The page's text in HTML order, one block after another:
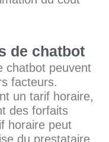
de chatbot
chatbot peuvent
facteurs.
un tarif horaire,
des forfaits
horaire peut
du prestataire